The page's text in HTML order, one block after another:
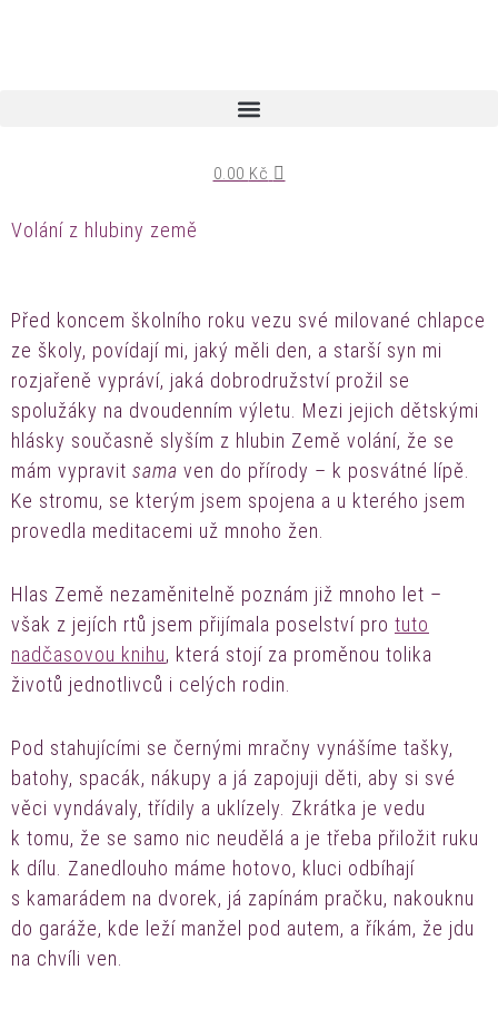
0.00 Kč
Volání z hlubiny země
Před koncem školního roku vezu své milované chlapce
ze školy, povídají mi, jaký měli den, a starší syn mi
rozjařeně vypráví, jaká dobrodružství prožil se
spolužáky na dvoudenním výletu. Mezi jejich dětskými
hlásky současně slyším z hlubin Země volání, že se
mám vypravit sama ven do přírody – k posvátné lípě.
Ke stromu, se kterým jsem spojena a u kterého jsem
provedla meditacemi už mnoho žen.
Hlas Země nezaměnitelně poznám již mnoho let –
však z jejích rtů jsem přijímala poselství pro tuto
nadčasovou knihu, která stojí za proměnou tolika
životů jednotlivců i celých rodin.
Pod stahujícími se černými mračny vynášíme tašky,
batohy, spacák, nákupy a já zapojuji děti, aby si své
věci vyndávaly, třídily a uklízely. Zkrátka je vedu
k tomu, že se samo nic neudělá a je třeba přiložit ruku
k dílu. Zanedlouho máme hotovo, kluci odbíhají
s kamarádem na dvorek, já zapínám pračku, nakouknu
do garáže, kde leží manžel pod autem, a říkám, že jdu
na chvíli ven.